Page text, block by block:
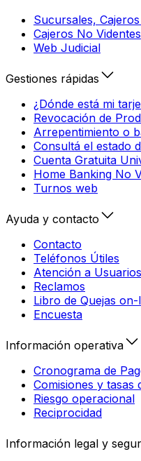
Sucursales,
Cajeros No Videntes
Web Judicial
Gestiones rápidas
¿Dónde está mi
Revocación de
Arrepentimiento o
Consultá el estado
Cuenta Gratuita
Home Banking No
Turnos web
Ayuda y contacto
Contacto
Teléfonos Útiles
Atención a
Reclamos
Libro de Quejas
Encuesta
Información operativa
Cronograma de
Comisiones y tasas
Riesgo operacional
Reciprocidad
Información legal y